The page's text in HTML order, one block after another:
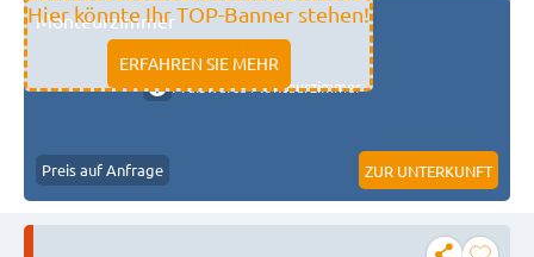
Hier könnte Ihr TOP-Banner stehen!
ERFAHREN SIE MEHR
Monteurzimmer
11333 fulda
Preiswerte Monteurzimmer
Preis auf Anfrage ZUR UNTERKUNFT